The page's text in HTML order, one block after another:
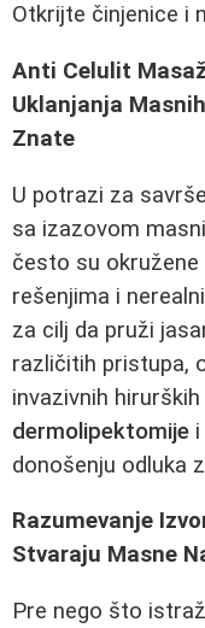
Otkrijte činjenice i
Anti Celulit
Uklanjanja
Znate
U potrazi za
sa izazovom
često su
rešenjima i
za cilj da pruži
različitih pristupa,
invazivnih
dermolipektomije i
donošenju odluka
Razumevanje
Stvaraju Masne
Pre nego što